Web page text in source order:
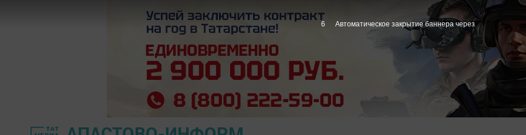
5 Автоматическое закрытие баннера через